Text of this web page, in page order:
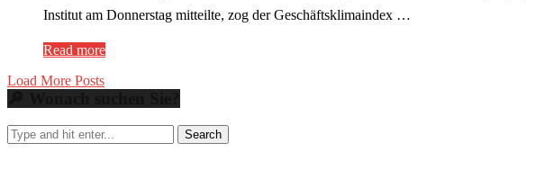
Institut am Donnerstag mitteilte, zog der Geschäftsklimaindex …
Read more
Load More Posts